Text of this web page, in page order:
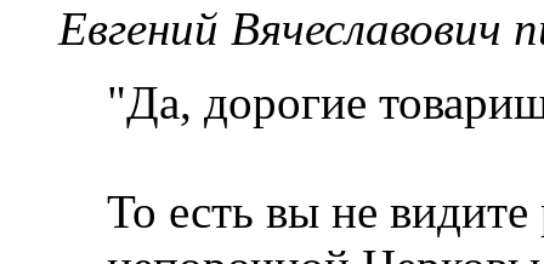
Евгений Вячеславович
"Да, дорогие
То есть вы не